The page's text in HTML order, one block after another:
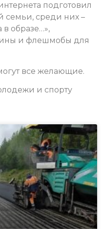
подготовил
семьи, среди них –
образе…»,
и флешмобы для
все желающие.
и спорту